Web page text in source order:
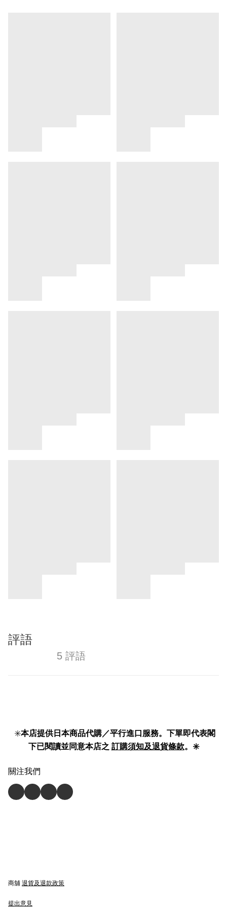
評語
5 評語
✳️本店提供日本商品代購／平行進口服務。下單即代表閣
下已閱讀並同意本店之 訂購須知及退貨條款。✳️
關注我們
商舖 退貨及退款政策
提出意見